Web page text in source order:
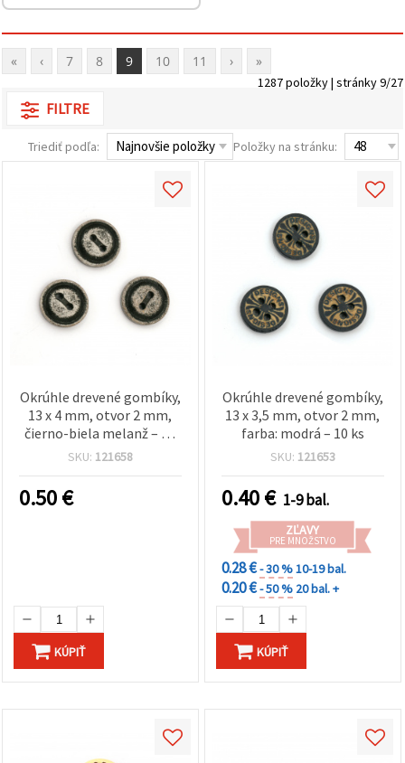
« ‹ 7 8 9 10 11 › »
1287 položky | stránky 9/27
FILTRE
Triediť podľa: Položky na stránku:
Okrúhle drevené gombíky,
13 x 4 mm, otvor 2 mm,
čierno-biela melanž – 10
ks
SKU: 121658
0.50€
KÚPIŤ
Okrúhle drevené gombíky,
13 x 3,5 mm, otvor 2 mm,
farba: modrá – 10 ks
SKU: 121653
0.40€ 1-9 bal.
ZĽAVY
PRE MNOŽSTVO
0.28 €- 30 %10-19 bal.
0.20 €- 50 % 20 bal. +
KÚPIŤ